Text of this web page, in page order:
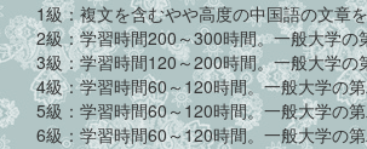
1級：複文を含むやや高度の中国語の文章
2級：学習時間200～300時間。一般大学
3級：学習時間120～200時間。一般大学
4級：学習時間60～120時間。一般大学の
5級：学習時間60～120時間。一般大学の
6級：学習時間60～120時間。一般大学の